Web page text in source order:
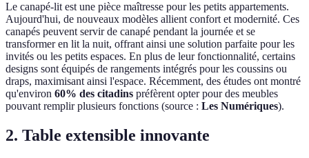
Le canapé-lit est une pièce maîtresse pour les petits appartements.
Aujourd'hui, de nouveaux modèles allient confort et modernité. Ces
canapés peuvent servir de canapé pendant la journée et se
transformer en lit la nuit, offrant ainsi une solution parfaite pour les
invités ou les petits espaces. En plus de leur fonctionnalité, certains
designs sont équipés de rangements intégrés pour les coussins ou
draps, maximisant ainsi l'espace. Récemment, des études ont montré
qu'environ 60% des citadins préfèrent opter pour des meubles
pouvant remplir plusieurs fonctions (source : Les Numériques).
2. Table extensible innovante